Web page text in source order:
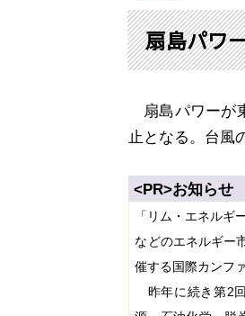
扇島パワ
扇島パワーが
止となる。 台風
<PR>お知らせ
「リム・エネルギ
などのエネルギー
催する国際カンフ
昨年に続き第2